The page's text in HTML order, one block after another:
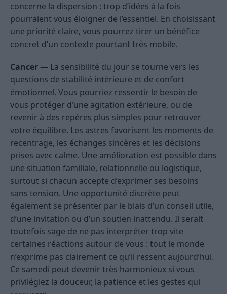
concerne la dispersion : trop d’idées à la fois
pourraient vous éloigner de l’essentiel. En choisissant
une priorité claire, vous pourrez tirer un bénéfice
concret d’un contexte pourtant très mobile.
Cancer — La sensibilité du jour se tourne vers les
questions de stabilité intérieure et de confort
émotionnel. Vous pourriez ressentir le besoin de
vous protéger d’une agitation extérieure, ou de
revenir à des repères plus simples pour retrouver
votre équilibre. Les astres favorisent les moments de
recentrage, les échanges sincères et les décisions
prises avec calme. Une amélioration est possible dans
une situation familiale, relationnelle ou logistique,
surtout si chacun accepte d’exprimer ses besoins
sans tension. Une opportunité discrète peut
également se présenter par le biais d’un conseil utile,
d’une invitation ou d’un soutien inattendu. Il serait
toutefois sage de ne pas interpréter trop vite
certaines réactions autour de vous : tout le monde
n’exprime pas clairement ce qu’il ressent aujourd’hui.
Ce samedi peut devenir très harmonieux si vous
privilégiez la douceur, la patience et les gestes qui